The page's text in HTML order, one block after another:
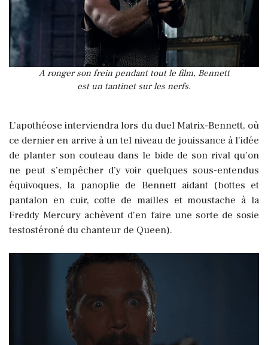
A ronger son frein pendant tout le film, Bennett
est un tantinet sur les nerfs.
L’apothéose interviendra lors du duel Matrix-Bennett, où
ce dernier en arrive à un tel niveau de jouissance à l’idée
de planter son couteau dans le bide de son rival qu’on
ne peut s’empêcher d’y voir quelques sous-entendus
équivoques, la panoplie de Bennett aidant (bottes et
pantalon en cuir, cotte de mailles et moustache à la
Freddy Mercury achèvent d'en faire une sorte de sosie
testostéroné du chanteur de Queen).